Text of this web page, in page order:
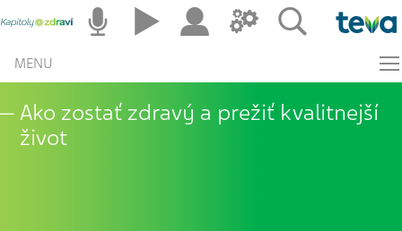
MENU
Ako zostať zdravý a prežiť kvalitnejší
život